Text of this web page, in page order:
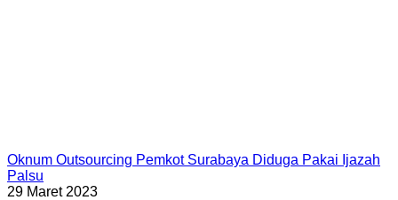
Oknum Outsourcing Pemkot Surabaya Diduga Pakai Ijazah
Palsu
29 Maret 2023